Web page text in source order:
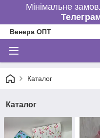
Мінімальне
Венера ОПТ
Каталог
Каталог